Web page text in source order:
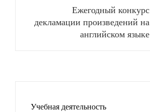
Ежегодный конкурс
декламации произведений на
английском языке
Учебная деятельность